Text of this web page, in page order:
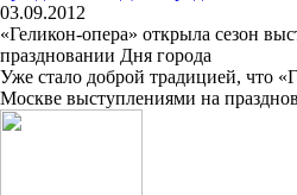
03.09.2012
«Геликон-опера» открыла сезон
праздновании Дня города
Уже стало доброй традицией, что
Москве выступлениями на